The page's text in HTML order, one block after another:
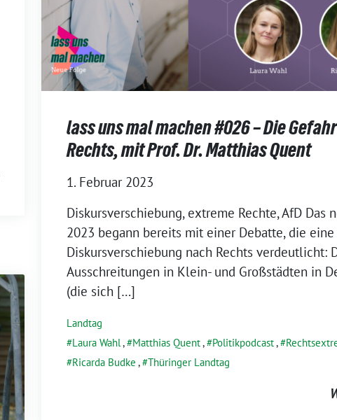
lass uns mal machen #026 – Die
Rechts, mit Prof. Dr. Matthias Quent
1. Februar 2023
Diskursverschiebung, extreme Rechte, AfD Das
2023 begann bereits mit einer Debatte, die
Diskursverschiebung nach Rechts verdeutlicht:
Ausschreitungen in Klein- und Großstädten in
(die sich […]
Landtag
Laura Wahl, Matthias Quent, Politikpodcast,
Ricarda Budke , Thüringer Landtag